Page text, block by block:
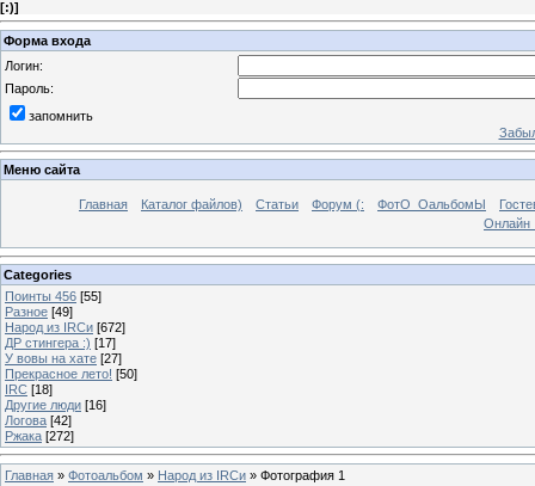
[:)]
Форма входа
Логин:
Пароль:
запомнить
Меню сайта
Главная Каталог файлов) Статьи Форум (: ФотО_ОальбомЫ
Онлайн
Categories
Поинты 456 [55]
Разное [49]
Народ из IRCи [672]
ДР стингера :) [17]
У вовы на хате [27]
Прекрасное лето! [50]
IRC [18]
Другие люди [16]
Логова [42]
Ржака [272]
Главная » Фотоальбом » Народ из IRCи » Фотография 1